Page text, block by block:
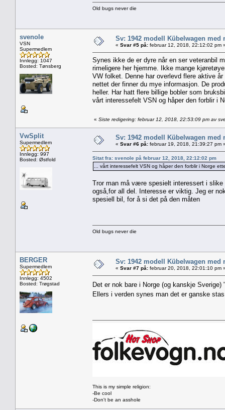
Old bugs never die
svenole
VSN
Supermedlem
Innlegg: 1047
Bosted: Tønsberg
Sv: 1942 modell Kübelwagen
« Svar #5 på: februar 12, 2018, 22:12:02 pm
Synes ikke de er dyre når en ser veteranbil
rimeligere her hjemme. Ikke mange
VW folket. Denne har overlevd flere aktive
nettet der finner du mye informasjon. De
heller. Har hatt flere billige bobler som
vårt interessefelt VSN og håper den forblir i
« Siste redigering: februar 12, 2018, 22:53:09 pm av
VwSplit
Supermedlem
Innlegg: 997
Bosted: Østfold
Sv: 1942 modell Kübelwagen
« Svar #6 på: februar 19, 2018, 21:39:27 pm
Sitat fra: svenole på februar 12, 2018, 22:12:02 pm
... vårt interessefelt VSN og håper den forblir i Norge
Tror man må være spesielt interessert i
også,for all del. Interesse er viktig. Jeg er
spesiell bil, for å si det på den måten
Old bugs never die
BERGER
Supermedlem
Innlegg: 4502
Bosted: Trøgstad
Sv: 1942 modell Kübelwagen
« Svar #7 på: februar 20, 2018, 22:01:10 pm
Det er nok bare i Norge (og kanskje
Ellers i verden synes man det er ganske
This is my simple religion:
-Be cool
-Don't be an asshole